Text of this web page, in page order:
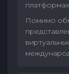
Помимо